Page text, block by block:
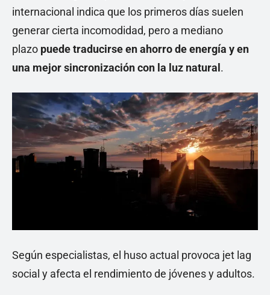
internacional indica que los primeros días suelen
generar cierta incomodidad, pero a mediano
plazo puede traducirse en ahorro de energía y en
una mejor sincronización con la luz natural.
Según especialistas, el huso actual provoca jet lag
social y afecta el rendimiento de jóvenes y adultos.